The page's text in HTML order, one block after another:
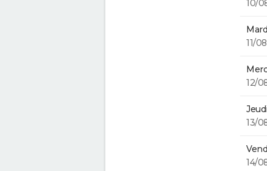
10/
11/08
12/
Jeudi
13/
14/